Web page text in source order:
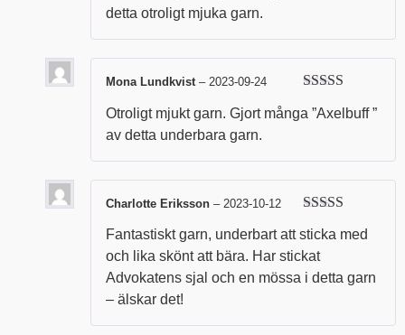
detta otroligt mjuka garn.
av 5
Mona Lundkvist – 2023-09-24
Otroligt mjukt garn. Gjort många ”Axelbuff ”
av detta underbara garn.
av 5
Charlotte Eriksson – 2023-10-12
Fantastiskt garn, underbart att sticka med
och lika skönt att bära. Har stickat
Advokatens sjal och en mössa i detta garn
– älskar det!